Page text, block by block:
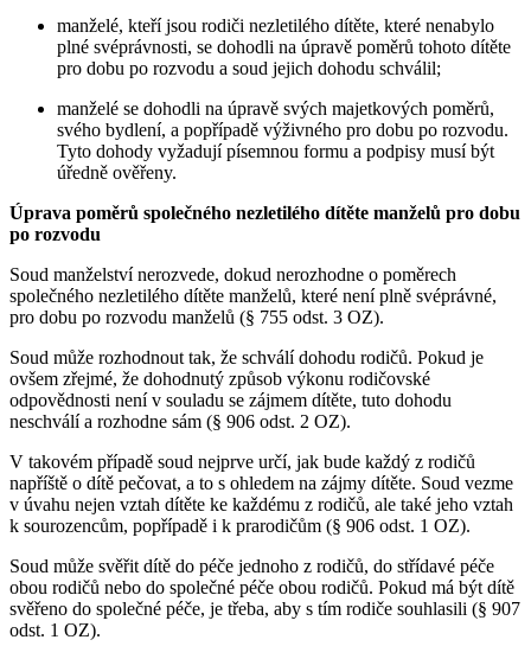
manželé, kteří jsou rodiči nezletilého dítěte, které nenabylo
plné svéprávnosti, se dohodli na úpravě poměrů tohoto dítěte
pro dobu po rozvodu a soud jejich dohodu schválil;
manželé se dohodli na úpravě svých majetkových poměrů,
svého bydlení, a popřípadě výživného pro dobu po rozvodu.
Tyto dohody vyžadují písemnou formu a podpisy musí být
úředně ověřeny.
Úprava poměrů společného nezletilého dítěte manželů pro dobu
po rozvodu
Soud manželství nerozvede, dokud nerozhodne o poměrech
společného nezletilého dítěte manželů, které není plně svéprávné,
pro dobu po rozvodu manželů (§ 755 odst. 3 OZ).
Soud může rozhodnout tak, že schválí dohodu rodičů. Pokud je
ovšem zřejmé, že dohodnutý způsob výkonu rodičovské
odpovědnosti není v souladu se zájmem dítěte, tuto dohodu
neschválí a rozhodne sám (§ 906 odst. 2 OZ).
V takovém případě soud nejprve určí, jak bude každý z rodičů
napříště o dítě pečovat, a to s ohledem na zájmy dítěte. Soud vezme
v úvahu nejen vztah dítěte ke každému z rodičů, ale také jeho vztah
k sourozencům, popřípadě i k prarodičům (§ 906 odst. 1 OZ).
Soud může svěřit dítě do péče jednoho z rodičů, do střídavé péče
obou rodičů nebo do společné péče obou rodičů. Pokud má být dítě
svěřeno do společné péče, je třeba, aby s tím rodiče souhlasili (§ 907
odst. 1 OZ).